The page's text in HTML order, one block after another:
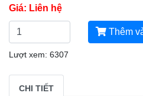
Giá: Liên hệ
Thêm
Lượt xem: 6307
CHI TIẾT